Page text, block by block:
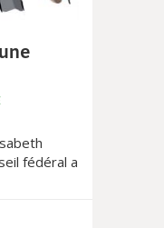
fédéral a